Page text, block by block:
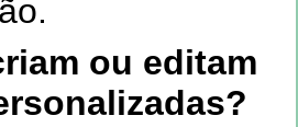
ou editam